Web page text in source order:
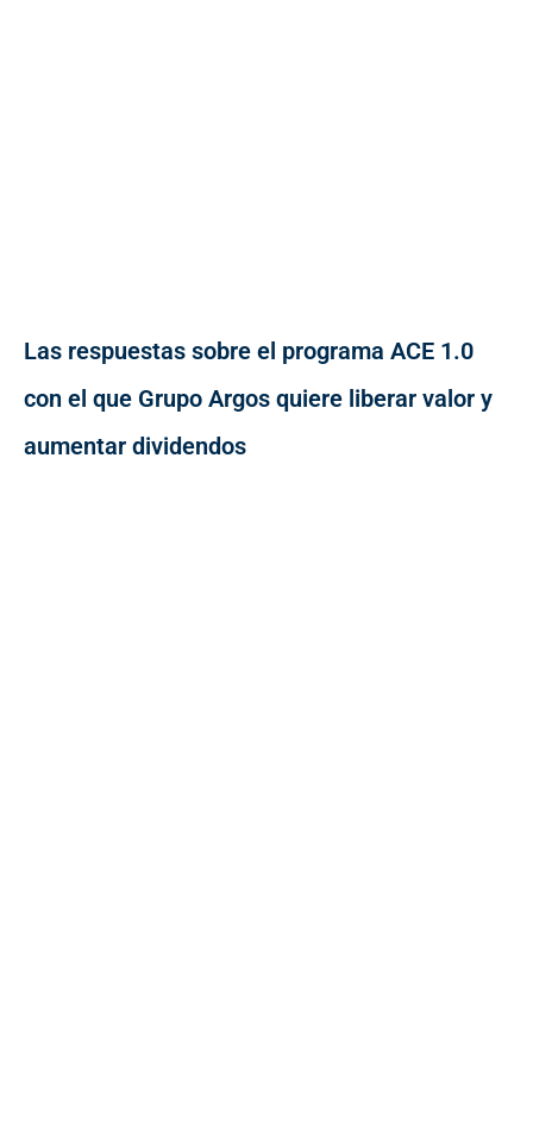
Las respuestas sobre el programa ACE 1.0
con el que Grupo Argos quiere liberar valor y
aumentar dividendos